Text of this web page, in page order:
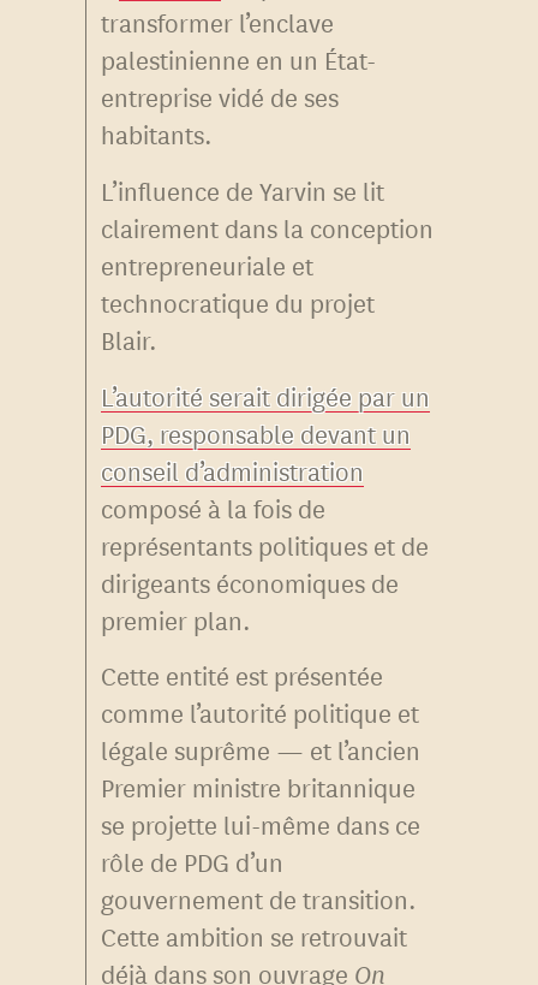
transformer l’enclave
palestinienne en un État-
entreprise vidé de ses
habitants.
L’influence de Yarvin se lit
clairement dans la conception
entrepreneuriale et
technocratique du projet
Blair.
L’autorité serait dirigée par un
PDG, responsable devant un
conseil d’administration
composé à la fois de
représentants politiques et de
dirigeants économiques de
premier plan.
Cette entité est présentée
comme l’autorité politique et
légale suprême — et l’ancien
Premier ministre britannique
se projette lui-même dans ce
rôle de PDG d’un
gouvernement de transition.
Cette ambition se retrouvait
déjà dans son ouvrage On